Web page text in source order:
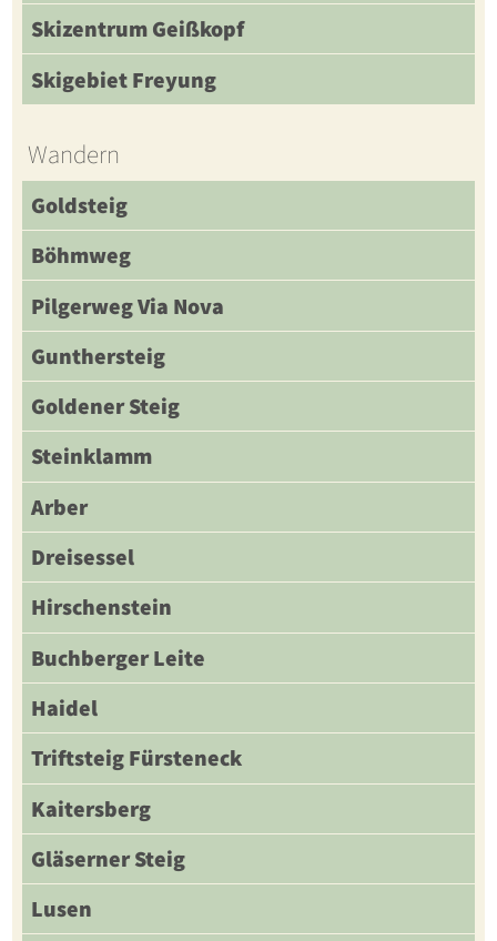
Skizentrum Geißkopf
Skigebiet Freyung
Wandern
Goldsteig
Böhmweg
Pilgerweg Via Nova
Gunthersteig
Goldener Steig
Steinklamm
Arber
Dreisessel
Hirschenstein
Buchberger Leite
Haidel
Triftsteig Fürsteneck
Kaitersberg
Gläserner Steig
Lusen